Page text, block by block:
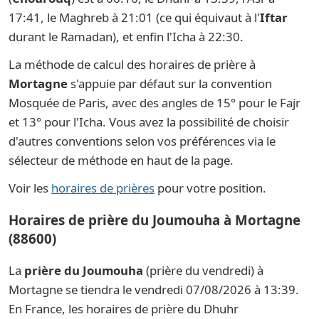
17:41, le Maghreb à 21:01 (ce qui équivaut à l'Iftar
durant le Ramadan), et enfin l'Icha à 22:30.
La méthode de calcul des horaires de prière à
Mortagne s'appuie par défaut sur la convention
Mosquée de Paris, avec des angles de 15° pour le Fajr
et 13° pour l'Icha. Vous avez la possibilité de choisir
d'autres conventions selon vos préférences via le
sélecteur de méthode en haut de la page.
Voir les horaires de prières pour votre position.
Horaires de prière du Joumouha à Mortagne
(88600)
La prière du Joumouha (prière du vendredi) à
Mortagne se tiendra le vendredi 07/08/2026 à 13:39.
En France, les horaires de prière du Dhuhr